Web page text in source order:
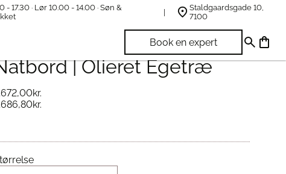
- 17.30 · Lør 10.00 - 14.00 · Søn &
Staldgaardsgade 10,
7100
Book en expert
Jensen® Eicon Wall
| Olieret Egetræ
kr.
kr.